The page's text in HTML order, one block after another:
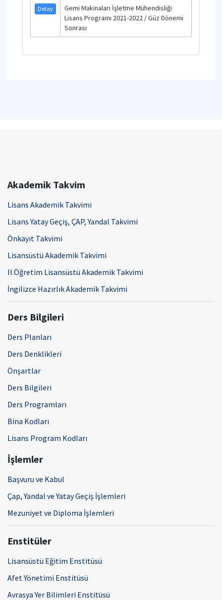
Detay
Gemi Makinaları İşletme Mühendisliği
Lisans Programı 2021-2022 / Güz Dönemi
Sonrası
Akademik Takvim
Lisans Akademik Takvimi
Lisans Yatay Geçiş, ÇAP, Yandal Takvimi
Önkayıt Takvimi
Lisansüstü Akademik Takvimi
II.Öğretim Lisansüstü Akademik Takvimi
İngilizce Hazırlık Akademik Takvimi
Ders Bilgileri
Ders Planları
Ders Denklikleri
Önşartlar
Ders Bilgileri
Ders Programları
Bina Kodları
Lisans Program Kodları
İşlemler
Başvuru ve Kabul
Çap, Yandal ve Yatay Geçiş İşlemleri
Mezuniyet ve Diploma İşlemleri
Enstitüler
Lisansüstü Eğitim Enstitüsü
Afet Yönetimi Enstitüsü
Avrasya Yer Bilimleri Enstitüsü